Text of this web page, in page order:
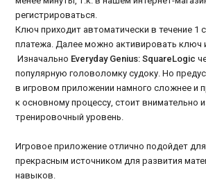
регистрироваться.
Ключ приходит автоматически в течение 1
платежа. Далее можно активировать ключ
Изначально Everyday Genius: SquareLogic
популярную головоломку судоку. Но
в игровом приложении намного сложнее и
к основному процессу, стоит внимательно
тренировочный уровень.
Игровое приложение отлично подойдет
прекрасным источником для развития
навыков.